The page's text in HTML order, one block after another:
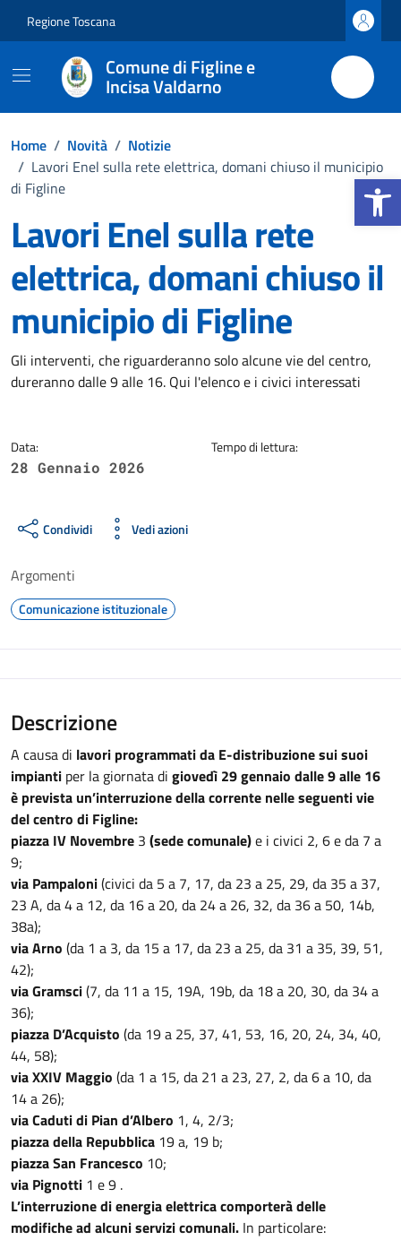
Apri la
Regione Toscana
Comune di Figline e
Incisa Valdarno
Home / Novità / Notizie
/ Lavori Enel sulla rete elettrica, domani chiuso il municipio
di Figline
Lavori Enel sulla rete
elettrica, domani chiuso il
municipio di Figline
Dettagli della notizia
Gli interventi, che riguarderanno solo alcune vie del centro,
dureranno dalle 9 alle 16. Qui l'elenco e i civici interessati
Data:
28 Gennaio 2026
Tempo di lettura:
Condividi Vedi azioni
Argomenti
Comunicazione istituzionale
Descrizione
A causa di lavori programmati da E-distribuzione sui suoi
impianti per la giornata di giovedì 29 gennaio dalle 9 alle 16
è prevista un’interruzione della corrente nelle seguenti vie
del centro di Figline:
piazza IV Novembre 3 (sede comunale)e i civici 2, 6 e da 7 a
9;
via Pampaloni(civici da 5 a 7, 17, da 23 a 25, 29, da 35 a 37,
23 A, da 4 a 12, da 16 a 20, da 24 a 26, 32, da 36 a 50, 14b,
38a);
via Arno (da 1 a 3, da 15 a 17, da 23 a 25, da 31 a 35, 39, 51,
42);
via Gramsci(7, da 11 a 15, 19A, 19b, da 18 a 20, 30, da 34 a
36);
piazza D’Acquisto (da 19 a 25, 37, 41, 53, 16, 20, 24, 34, 40,
44, 58);
via XXIV Maggio (da 1 a 15, da 21 a 23, 27, 2, da 6 a 10, da
14 a 26);
via Caduti di Pian d’Albero 1, 4, 2/3;
piazza della Repubblica 19 a, 19 b;
piazza San Francesco 10;
via Pignotti 1 e 9 .
L’interruzione di energia elettrica comporterà delle
modifiche ad alcuni servizi comunali. In particolare: